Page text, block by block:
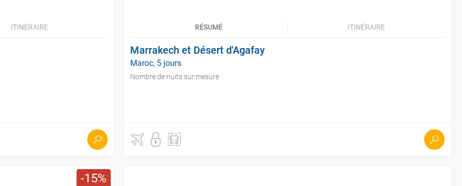
ITINÉRAIRE RÉSUMÉ ITINÉRAIRE
Marrakech et Désert d'Agafay
Maroc, 5 jours
Nombre de nuits sur mesure
15